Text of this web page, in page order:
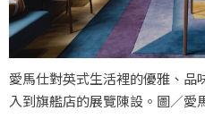
愛馬仕對英式生活裡的優雅、品
入到旗艦店的展覽陳設。圖／愛